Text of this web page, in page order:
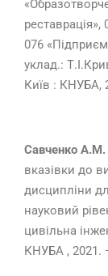
076
уклад.:
Київ : КНУБА,
Савченко А.М.
вказівки до
дисципліни
науковий
цивільна
КНУБА , 2021.